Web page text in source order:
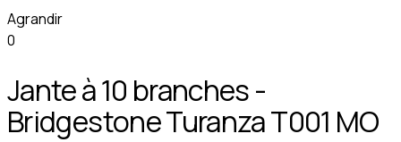
Agrandir
0
Jante à 10 branches -
Bridgestone Turanza T001 MO